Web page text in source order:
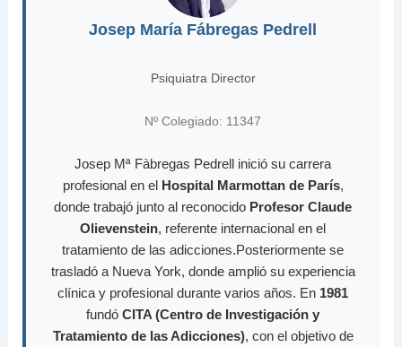
Josep María Fábregas Pedrell
Psiquiatra Director
Nº Colegiado: 11347
Josep Mª Fàbregas Pedrell inició su carrera
profesional en el Hospital Marmottan de París,
donde trabajó junto al reconocido Profesor Claude
Olievenstein, referente internacional en el
tratamiento de las adicciones.Posteriormente se
trasladó a Nueva York, donde amplió su experiencia
clínica y profesional durante varios años. En 1981
fundó CITA (Centro de Investigación y
Tratamiento de las Adicciones), con el objetivo de